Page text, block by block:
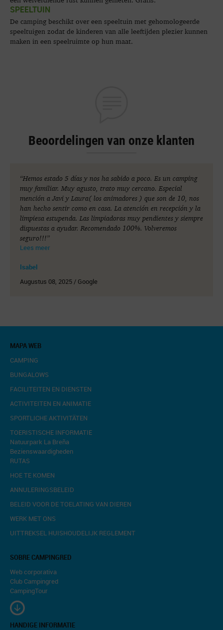
SPEELTUIN
De camping beschikt over een speeltuin met gehomologeerde
speeltuigen zodat de kinderen van alle leeftijden plezier kunnen
maken in een speelruimte op hun maat.
Beoordelingen van onze klanten
“Hemos estado 5 días y nos ha sabido a poco. Es un camping
muy familiar. Muy agusto, trato muy cercano. Especial
mención a Javi y Laura( los animadores ) que son de 10, nos
han hecho sentir como en casa. La atención en recepción y la
limpieza estupenda. Las limpiadoras muy pendientes y siempre
dispuestas a ayudar. Recomendado 100%. Volveremos
seguro!!!”
Lees meer
Isabel
Augustus 08, 2025 / Google
MAPA WEB
CAMPING
BUNGALOWS
FACILITEITEN EN DIENSTEN
ACTIVITEITEN EN ANIMATIE
SPORTLICHE AKTIVITÄTEN
TOERISTISCHE INFORMATIE
Natuurpark La Breña
Bezienswaardigheden
RUTAS
HOE TE KOMEN
ANNULERINGSBELEID
BELEID VOOR DE TOELATING VAN DIEREN
WERK MET ONS
UITTREKSEL HUISHOUDELIJK REGLEMENT
SOBRE CAMPINGRED
Web corporativa
Club Campingred
CampingTour
HANDIGE INFORMATIE